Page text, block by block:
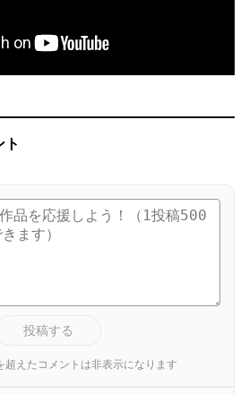
ト
投稿する
えたコメントは非表示になります